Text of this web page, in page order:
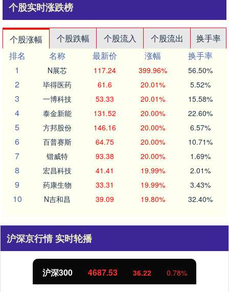
个股实时涨跌榜
个股涨幅 个股跌幅 个股流入 个股流出
换手率
排名
名称 最新价 涨幅
换手率
1
N展芯 117.24 399.96% 56.50%
2 毕得医药 61.6 20.01% 5.52%
3 一博科技 53.33 20.01% 15.58%
4 泰金新能 131.52 20.00% 22.60%
5 方邦股份 146.16 20.00% 6.57%
6 百普赛斯 64.75 20.00% 10.71%
7 锴威特 93.38 20.00% 1.69%
8 宏昌科技 41.41 19.99% 2.01%
9 药康生物 33.31 19.99% 3.43%
10 N吉和昌 39.09 19.80% 32.40%
沪深京行情 实时轮播
北证50 1123.02 0.14 0.01%